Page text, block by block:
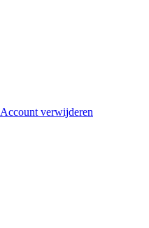
Account verwijderen